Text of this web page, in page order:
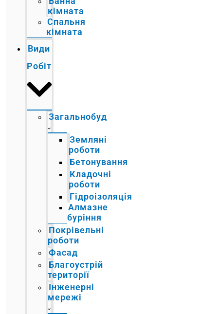
кімната
Спальня
кімната
Види
Робіт
Загальнобуд
Земляні
роботи
Бетонування
Кладочні
роботи
Гідроізоляція
Алмазне
буріння
Покрівельні
роботи
Фасад
Благоустрій
території
Інженерні
мережі